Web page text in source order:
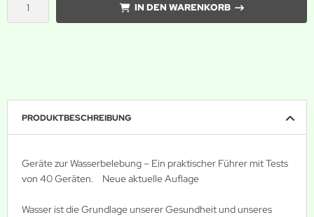
IN DEN WARENKORB
PRODUKTBESCHREIBUNG
Geräte zur Wasserbelebung – Ein praktischer Führer mit Tests
von 40 Geräten. Neue aktuelle Auflage
Wasser ist die Grundlage unserer Gesundheit und unseres